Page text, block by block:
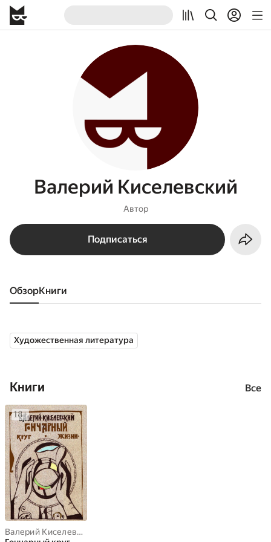
Валерий Киселевский
Автор
Подписаться
Обзор книги
Художественная литература
Книги Все
Валерий Киселевский